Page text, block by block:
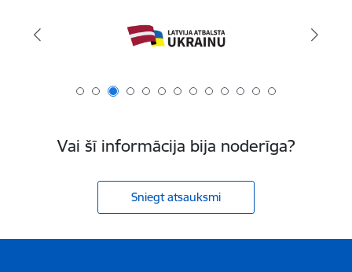
Vai šī informācija bija noderīga?
Sniegt atsauksmi